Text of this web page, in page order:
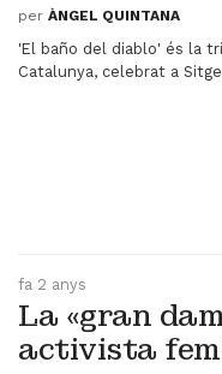
per ÀNGEL QUINTANA
'El baño del diablo' és la
Catalunya, celebrat a
fa 2 anys
La «gran
activista